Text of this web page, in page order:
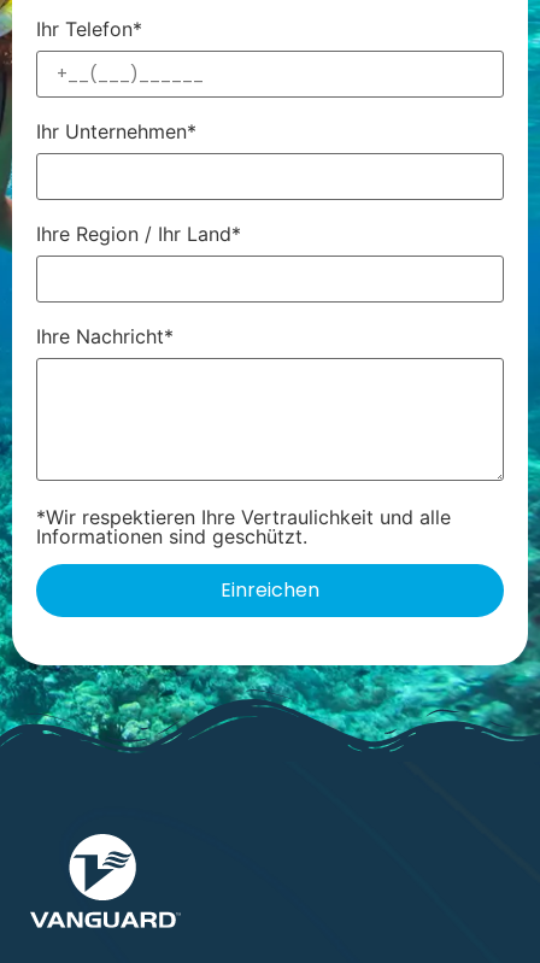
Ihr Telefon*
Ihr Unternehmen*
Ihre Region / Ihr Land*
Ihre Nachricht*
*Wir respektieren Ihre Vertraulichkeit und alle
Informationen sind geschützt.